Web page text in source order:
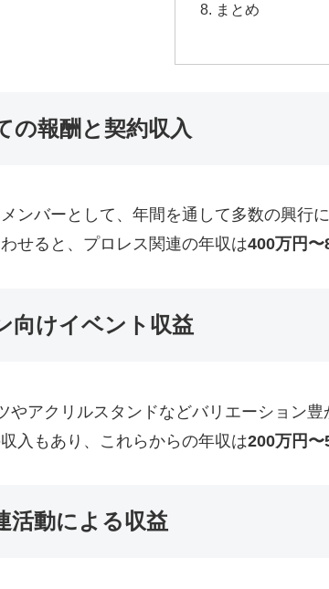
まとめ
の報酬と契約収入
ンバーとして、年間を通して多数の興行
せると、プロレス関連の年収は400万円〜
向けイベント収益
やアクリルスタンドなどバリエーション
入もあり、これらからの年収は200万円〜
活動による収益